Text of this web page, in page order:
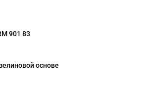
901 83
основе